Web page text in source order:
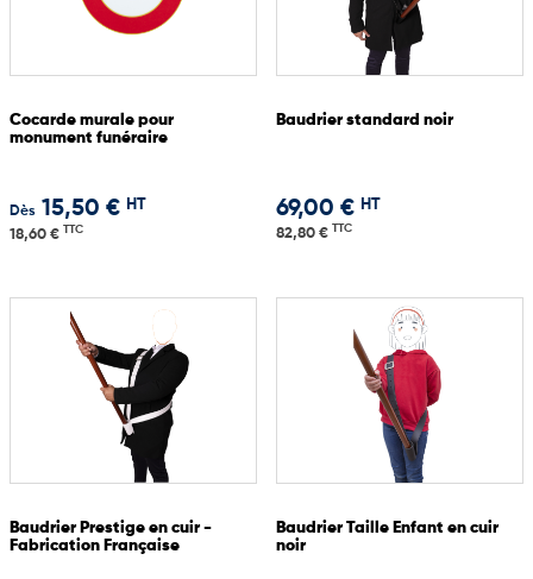
Cocarde murale pour
monument funéraire
Dès 15,50 € HT
18,60 € TTC
Baudrier standard noir
69,00 € HT
82,80 € TTC
Baudrier Prestige en cuir -
Fabrication Française
Baudrier Taille Enfant en cuir
noir